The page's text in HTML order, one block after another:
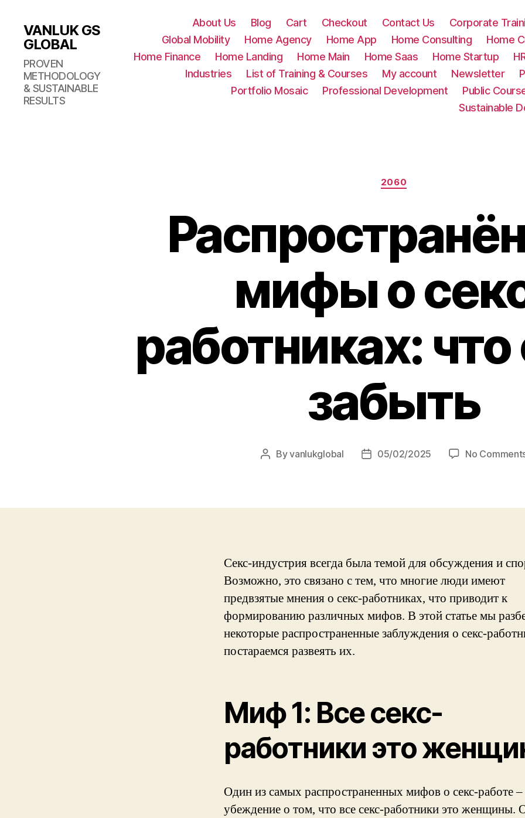
VANLUK GS
GLOBAL
PROVEN
METHODOLOGY
& SUSTAINABLE
RESULTS
About Us Blog Cart Checkout Contact Us Corporate
Global Mobility
Home Agency Home App Home Consulting Home
Home Finance
Home Landing Home Main Home Saas Home Startup
Industries
List of Training & Courses My account Newsletter
Portfolio Mosaic
Professional Development Public
Sustainable
Categories
2060
мифы о
работниках: что
забыть
PostByvanlukglobal
Post05/02/2025 No
Секс-индустрия всегда была темой для обсуждения и
Возможно, это связано с тем, что многие люди имеют
предвзятые мнения о секс-работниках, что приводит к
формированию различных мифов. В этой статье мы
некоторые распространенные заблуждения о секс-
постараемся развеять их.
Миф 1: Все секс-
работники это
Один из самых распространенных мифов о секс-работе –
убеждение о том, что все секс-работники это женщины.